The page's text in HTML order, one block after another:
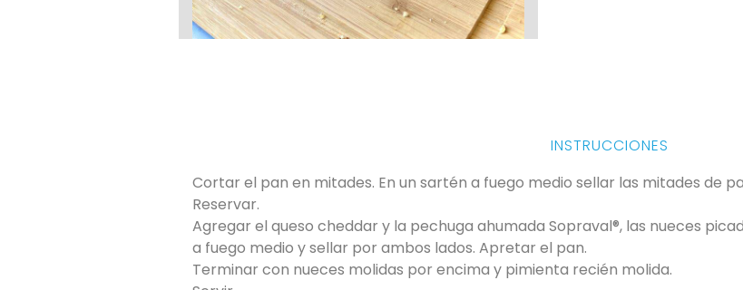
INSTRUCCIONES
Cortar el pan en mitades. En un sartén a fuego medio sellar las mitades de
Reservar.
Agregar el queso cheddar y la pechuga ahumada Sopraval®, las nueces
a fuego medio y sellar por ambos lados. Apretar el pan.
Terminar con nueces molidas por encima y pimienta recién molida.